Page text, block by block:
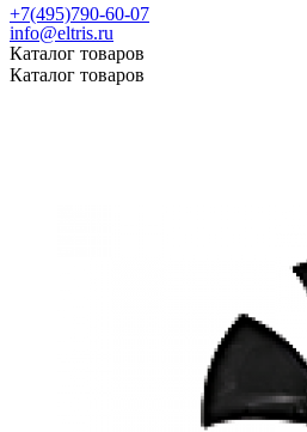
+7(495)790-60-07
info@eltris.ru
Каталог товаров
Каталог товаров